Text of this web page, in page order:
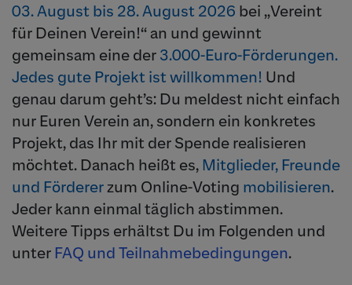
03. August bis 28. August 2026 bei „Vereint
für Deinen Verein!“ an und gewinnt
gemeinsam eine der 3.000-Euro-Förderungen.
Jedes gute Projekt ist willkommen! Und
genau darum geht’s: Du meldest nicht einfach
nur Euren Verein an, sondern ein konkretes
Projekt, das Ihr mit der Spende realisieren
möchtet. Danach heißt es, Mitglieder, Freunde
und Förderer zum Online-Voting mobilisieren.
Jeder kann einmal täglich abstimmen.
Weitere Tipps erhältst Du im Folgenden und
unter FAQ und Teilnahmebedingungen.